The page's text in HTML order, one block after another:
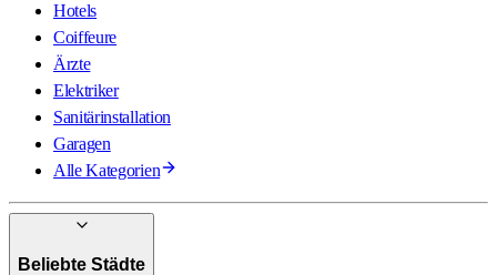
Hotels
Coiffeure
Ärzte
Elektriker
Sanitärinstallation
Garagen
Alle Kategorien
Beliebte Städte